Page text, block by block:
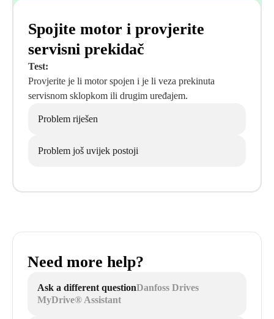
Spojite motor i provjerite
servisni prekidač
Test:
Provjerite je li motor spojen i je li veza prekinuta
servisnom sklopkom ili drugim uređajem.
Problem riješen
Problem još uvijek postoji
Need more help?
Ask a different questionDanfoss Drives
MyDrive® Assistant